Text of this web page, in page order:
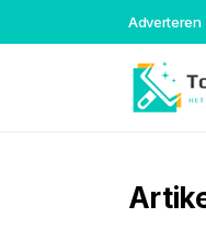
Adverteren